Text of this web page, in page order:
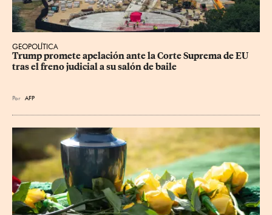
GEOPOLÍTICA
Trump promete apelación ante la Corte Suprema de EU
tras el freno judicial a su salón de baile
Por AFP